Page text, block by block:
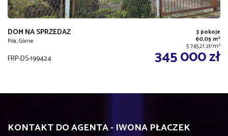
DOM NA SPRZEDAŻ
Piła, Górne
3 pokoje
60,05 m2
5 745,21 zł/m2
FRP-DS-199424 345 000 zł
KONTAKT DO AGENTA - IWONA PŁACZEK